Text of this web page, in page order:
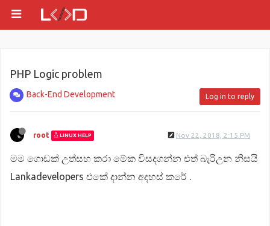
PHP Logic problem
Back-End Development Log in to reply
root LINUX HELP Nov 22, 2018, 2:15 PM
මම ගොඩක් උත්සහ කරා මේක විසදගන්න එත් බැරිඋන නිසයි
Lankadevelopers එකේ දාන්න අදහස් කරේ .